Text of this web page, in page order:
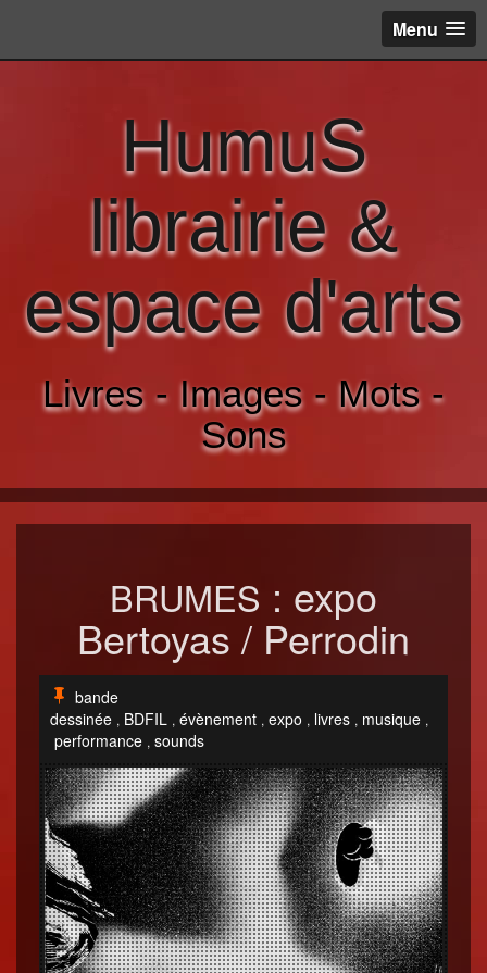
Menu
HumuS
librairie &
espace d'arts
Livres - Images - Mots -
Sons
BRUMES : expo
Bertoyas / Perrodin
bande
dessinée , BDFIL , évènement , expo , livres , musique ,
performance , sounds